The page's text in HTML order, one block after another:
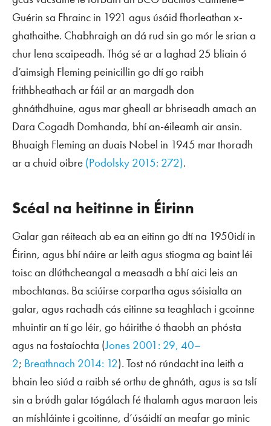
Guérin sa Fhrainc in 1921 agus úsáid fhorleathan x-
ghathaithe. Chabhraigh an dá rud sin go mór le srian a
chur lena scaipeadh. Thóg sé ar a laghad 25 bliain ó
d’aimsigh Fleming peinicillin go dtí go raibh
frithbheathach ar fáil ar an margadh don
ghnáthdhuine, agus mar gheall ar bhriseadh amach an
Dara Cogadh Domhanda, bhí an-éileamh air ansin.
Bhuaigh Fleming an duais Nobel in 1945 mar thoradh
ar a chuid oibre (Podolsky 2015: 272).
Scéal na heitinne in Éirinn
Galar gan réiteach ab ea an eitinn go dtí na 1950idí in
Éirinn, agus bhí náire ar leith agus stiogma ag baint léi
toisc an dlúthcheangal a measadh a bhí aici leis an
mbochtanas. Ba sciúirse corpartha agus sóisialta an
galar, agus rachadh cás eitinne sa teaghlach i gcoinne
mhuintir an tí go léir, go háirithe ó thaobh an phósta
agus na fostaíochta (Jones 2001: 29, 40–
2; Breathnach 2014: 12). Tost nó rúndacht ina leith a
bhain leo siúd a raibh sé orthu de ghnáth, agus is sa tslí
sin a brúdh galar tógálach fé thalamh agus maraon leis
an míshláinte i gcoitinne, d’úsáidtí an meafar go minic